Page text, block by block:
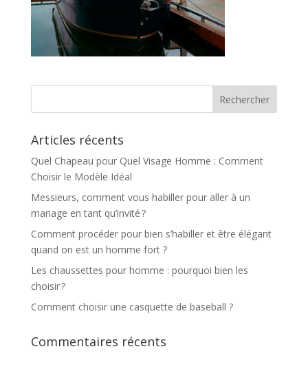
Articles récents
Quel Chapeau pour Quel Visage Homme : Comment
Choisir le Modèle Idéal
Messieurs, comment vous habiller pour aller à un
mariage en tant qu’invité ?
Comment procéder pour bien s’habiller et être élégant
quand on est un homme fort ?
Les chaussettes pour homme : pourquoi bien les
choisir ?
Comment choisir une casquette de baseball ?
Commentaires récents